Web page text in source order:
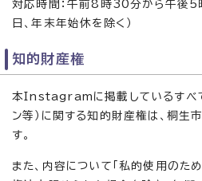
対応時間：午前8時30分から午後5
日、年末年始休を除く）
知的財産権
本Instagramに掲載しているすべて
ン等）に関する知的財産権は、桐生
す。
また、内容について「私的使用のた